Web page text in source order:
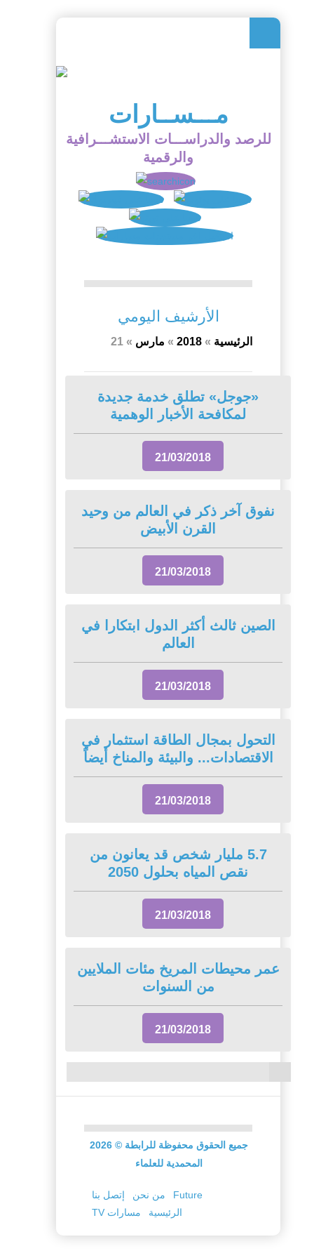
مـــســارات
للرصد والدراســـات الاستشـــرافية
والرقمية
الأرشيف اليومي
الرئيسية »
2018
» مارس »
21
«جوجل» تطلق خدمة جديدة
لمكافحة الأخبار الوهمية
21/03/2018
نفوق آخر ذكر في العالم من وحيد
القرن الأبيض
21/03/2018
الصين ثالث أكثر الدول ابتكارا في
العالم
21/03/2018
التحول بمجال الطاقة استثمار في
الاقتصادات... والبيئة والمناخ أيضاً
21/03/2018
5.7 مليار شخص قد يعانون من
نقص المياه بحلول 2050
21/03/2018
عمر محيطات المريخ مئات الملايين
من السنوات
21/03/2018
2026 © جميع الحقوق محفوظة للرابطة
المحمدية للعلماء
إتصل بنا من نحن
Future
TV مسارات
الرئيسية